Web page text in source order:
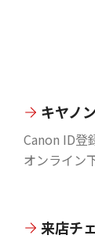
キヤノ
Canon ID登
オンライン
来店チ